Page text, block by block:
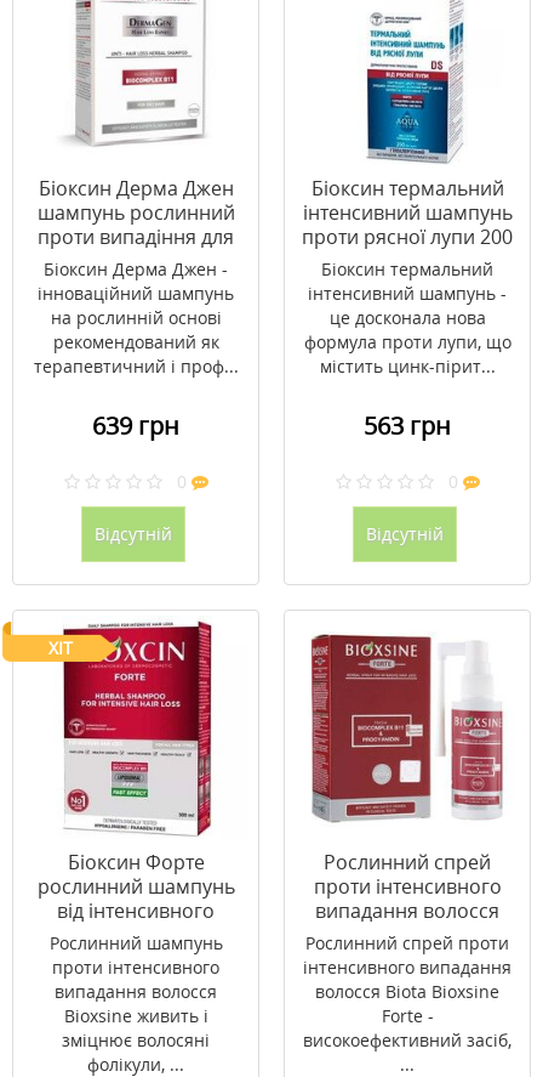
Біоксин Дерма Джен
шампунь рослинний
проти випадіння для
жирного волосся 300
мл
Біоксин Дерма Джен -
інноваційний шампунь
на рослинній основі
рекомендований як
терапевтичний і проф...
639 грн
0
Відсутній
Біоксин термальний
інтенсивний шампунь
проти рясної лупи 200
мл
Біоксин термальний
інтенсивний шампунь -
це досконала нова
формула проти лупи, що
містить цинк-пірит...
563 грн
0
Відсутній
ХІТ
Біоксин Форте
рослинний шампунь
від інтенсивного
випадіння волосся
для всіх типів 300 мл
Рослинний шампунь
проти інтенсивного
випадання волосся
Bioxsine живить і
зміцнює волосяні
фолікули, ...
Рослинний спрей
проти інтенсивного
випадання волосся
Biota Bioxsine Forte 60
мл
Рослинний спрей проти
інтенсивного випадання
волосся Biota Bioxsine
Forte -
високоефективний засіб,
...